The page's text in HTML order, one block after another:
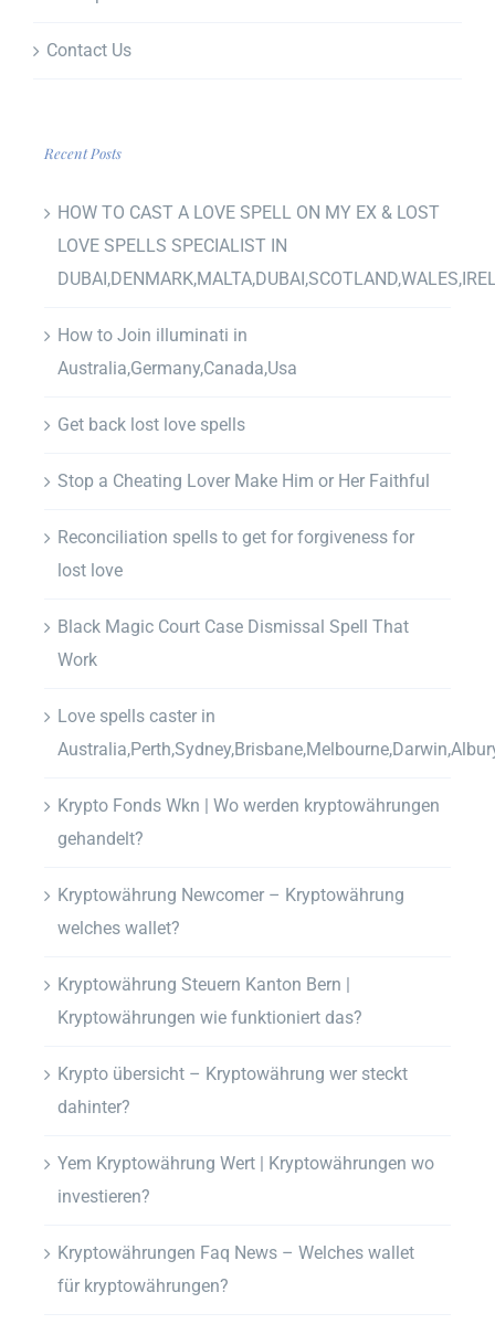
Contact Us
Recent Posts
HOW TO CAST A LOVE SPELL ON MY EX & LOST
LOVE SPELLS SPECIALIST IN
How to Join illuminati in
Australia,Germany,Canada,Usa
Get back lost love spells
Stop a Cheating Lover Make Him or Her Faithful
Reconciliation spells to get for forgiveness for
lost love
Black Magic Court Case Dismissal Spell That
Work
Love spells caster in
Krypto Fonds Wkn | Wo werden kryptowährungen
gehandelt?
Kryptowährung Newcomer – Kryptowährung
welches wallet?
Kryptowährung Steuern Kanton Bern |
Kryptowährungen wie funktioniert das?
Krypto übersicht – Kryptowährung wer steckt
dahinter?
Yem Kryptowährung Wert | Kryptowährungen wo
investieren?
Kryptowährungen Faq News – Welches wallet
für kryptowährungen?